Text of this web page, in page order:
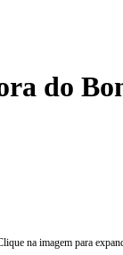
do
na imagem para